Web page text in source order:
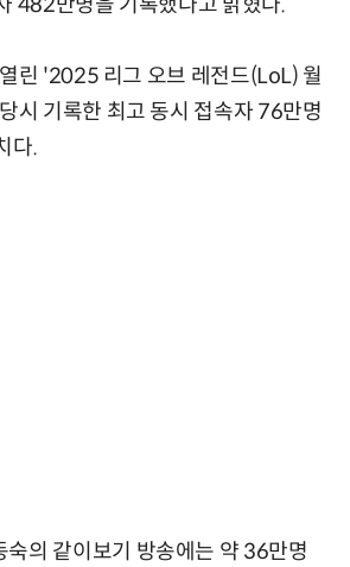
린 '2025 리그 오브 레전드(LoL) 월
시 기록한 최고 동시 접속자 76만명
다.
숙의 같이보기 방송에는 약 36만명